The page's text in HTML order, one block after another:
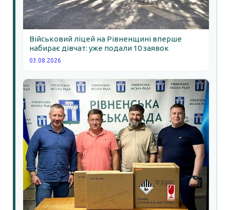
Військовий ліцей на Рівненщині вперше
набирає дівчат: уже подали 10 заявок
03.08.2026